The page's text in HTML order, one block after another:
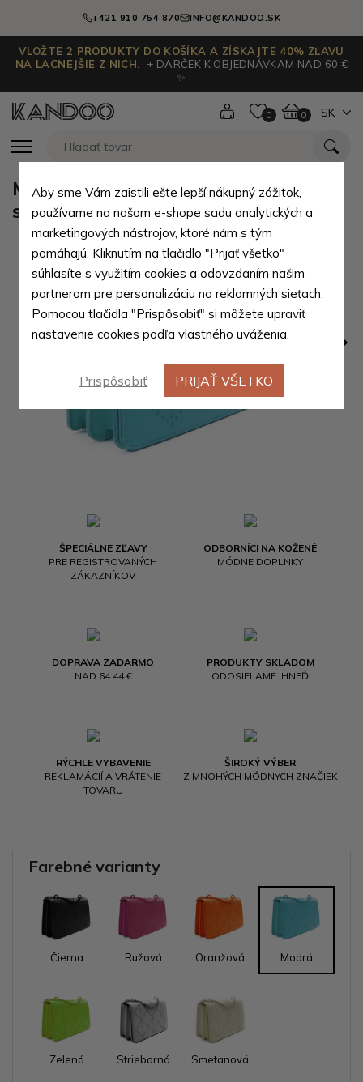
+421 910 754 870 INFO@KANDOO.SK
VLOŽTE 2 PRODUKTY DO KOŠÍKA A ZÍSKAJTE 40% ZĽAVU
NA LACNEJŠIE Z NICH.
+ DARČEK K OBJEDNÁVKAM NAD 60 €
✨
0 0 SK
ŠPECIÁLNE ZĽAVY
PRE REGISTROVANÝCH
ZÁKAZNÍKOV
ODBORNÍCI NA KOŽENÉ
MÓDNE DOPLNKY
DOPRAVA ZADARMO
NAD 64.44 €
PRODUKTY SKLADOM
ODOSIELAME IHNEĎ
RÝCHLE VYBAVENIE
REKLAMÁCIÍ A VRÁTENIE
TOVARU
ŠIROKÝ VÝBER
Z MNOHÝCH MÓDNYCH ZNAČIEK
Modrá dámska crossbody kabelka
s ozdobnou poklopom Dobea
Farebné varianty
Čierna Ružová Oranžová Modrá
Zelená Strieborná Smetanová
Aby sme Vám zaistili ešte lepší nákupný zážitok,
používame na našom e-shope sadu analytických a
marketingových nástrojov, ktoré nám s tým
pomáhajú. Kliknutím na tlačidlo "Prijať všetko"
súhlasíte s využitím cookies a odovzdaním našim
partnerom pre personalizáciu na reklamných sieťach.
Pomocou tlačidla "Prispôsobiť" si môžete upraviť
nastavenie cookies podľa vlastného uváženia.
Prispôsobiť PRIJAŤ VŠETKO